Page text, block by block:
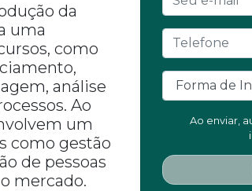
Ao enviar,
da
uma
como
análise
Ao
um
como gestão
de pessoas
mercado.